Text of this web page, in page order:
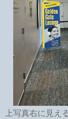
上写真右に見え